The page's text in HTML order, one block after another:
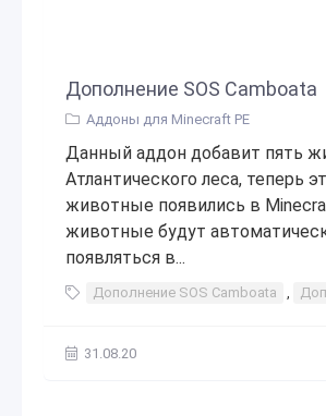
Дополнение SOS Camboata
Аддоны для Minecraft PE
Данный аддон добавит пять
Атлантического леса, теперь
животные появились в
животные будут
появляться в...
Дополнение SOS Camboata ,
31.08.20